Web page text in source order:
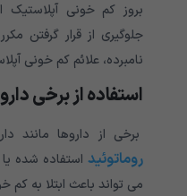
بروز کم خونی آپلاستیک
جلوگیری از قرار گرفتن
نامبرده، علائم کم خونی
استفاده از برخی
برخی از داروها مانند
روماتوئید استفاده شده
می تواند باعث ابتلا به کم